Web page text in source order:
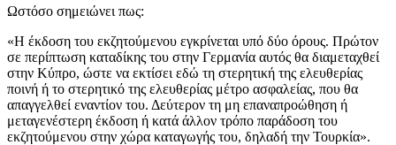
Ωστόσο σημειώνει πως:
«Η έκδοση του εκζητούμενου εγκρίνεται υπό δύο όρους. Πρώτον
σε περίπτωση καταδίκης του στην Γερμανία αυτός θα διαμεταχθεί
στην Κύπρο, ώστε να εκτίσει εδώ τη στερητική της ελευθερίας
ποινή ή το στερητικό της ελευθερίας μέτρο ασφαλείας, που θα
απαγγελθεί εναντίον του. Δεύτερον τη μη επαναπροώθηση ή
μεταγενέστερη έκδοση ή κατά άλλον τρόπο παράδοση του
εκζητούμενου στην χώρα καταγωγής του, δηλαδή την Τουρκία».